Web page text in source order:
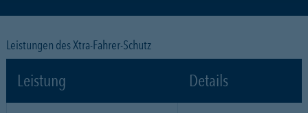
Leistungen des Xtra-Fahrer-Schutz
Leistung Details